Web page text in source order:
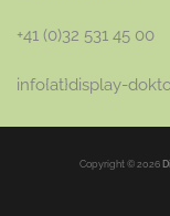
+41 (0)32 531 45 00
info{at}display-
Copyright © 2026